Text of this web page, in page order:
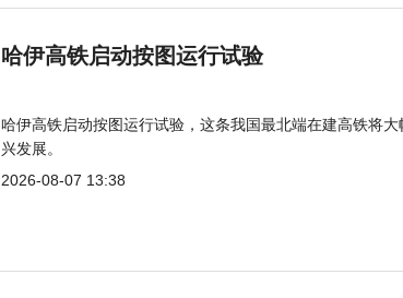
哈伊高铁启动按图运行试验
哈伊高铁启动按图运行试验，这条我国最北端在建高铁将
兴发展。
2026-08-07 13:38